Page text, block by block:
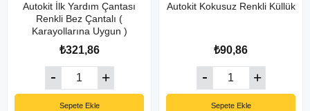
Autokit İlk Yardım Çantası
Renkli Bez Çantalı (
Karayollarına Uygun )
₺321,86
Sepete Ekle
Autokit Kokusuz Renkli Küllük
₺90,86
Sepete Ekle